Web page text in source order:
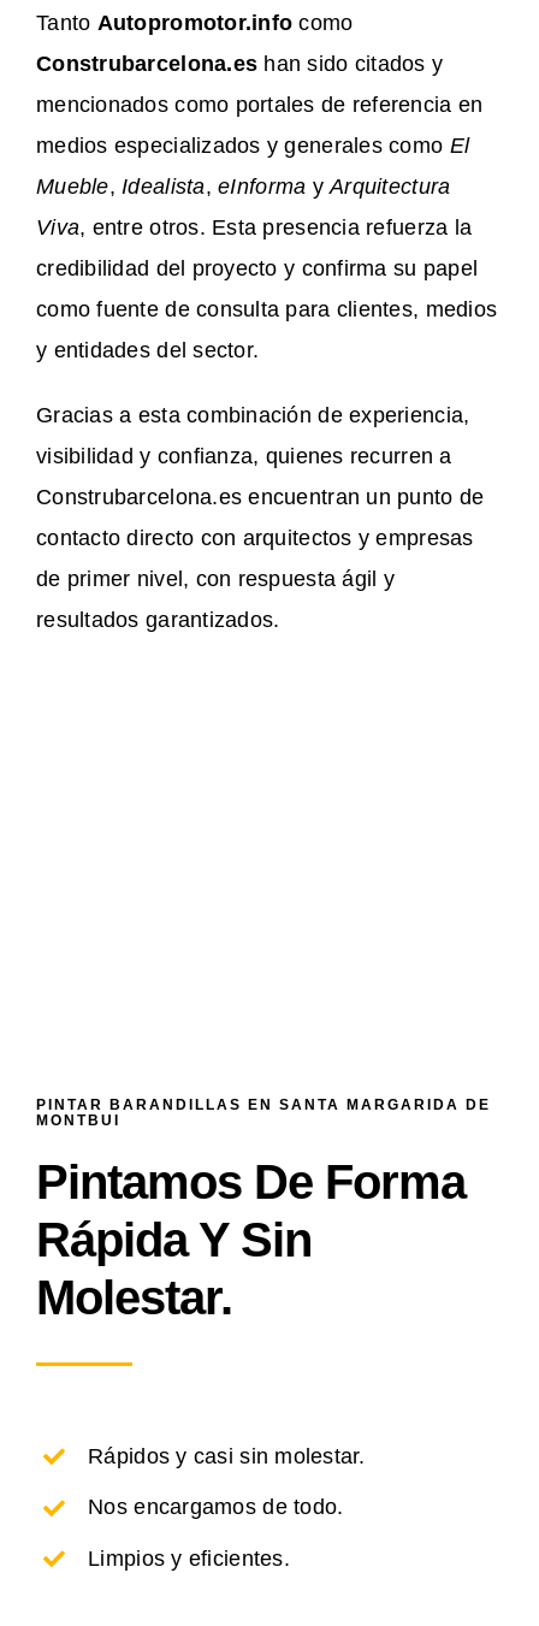
Tanto Autopromotor.info como
Construbarcelona.es han sido citados y
mencionados como portales de referencia en
medios especializados y generales como El
Mueble, Idealista,eInforma yArquitectura
Viva, entre otros. Esta presencia refuerza la
credibilidad del proyecto y confirma su papel
como fuente de consulta para clientes, medios
y entidades del sector.
Gracias a esta combinación de experiencia,
visibilidad y confianza, quienes recurren a
Construbarcelona.es encuentran un punto de
contacto directo con arquitectos y empresas
de primer nivel, con respuesta ágil y
resultados garantizados.
PINTAR BARANDILLAS EN SANTA MARGARIDA DE
MONTBUI
Pintamos De Forma
Rápida Y Sin
Molestar.
Rápidos y casi sin molestar.
Nos encargamos de todo.
Limpios y eficientes.